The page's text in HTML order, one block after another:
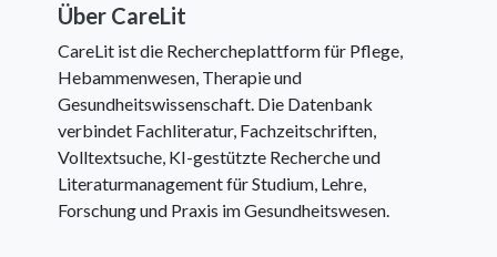
Über CareLit
CareLit ist die Rechercheplattform für Pflege,
Hebammenwesen, Therapie und
Gesundheitswissenschaft. Die Datenbank
verbindet Fachliteratur, Fachzeitschriften,
Volltextsuche, KI-gestützte Recherche und
Literaturmanagement für Studium, Lehre,
Forschung und Praxis im Gesundheitswesen.